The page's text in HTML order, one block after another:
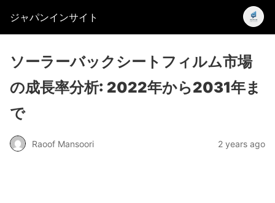
ジャパンインサイト
ソーラーバックシートフィルム市場
の成長率分析: 2022年から2031年ま
で
Raoof Mansoori 2 years ago